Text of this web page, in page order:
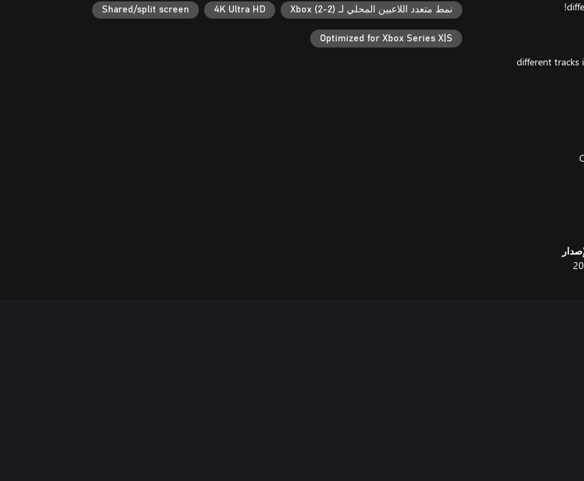
نمط متعدد اللاعبين المحلي لـ Xbox (2-2) 4K Ultra HD
Shared/split screen
Optimized for Xbox Series X|S